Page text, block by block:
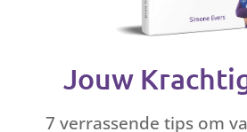
Jouw
7 verrassende tips om